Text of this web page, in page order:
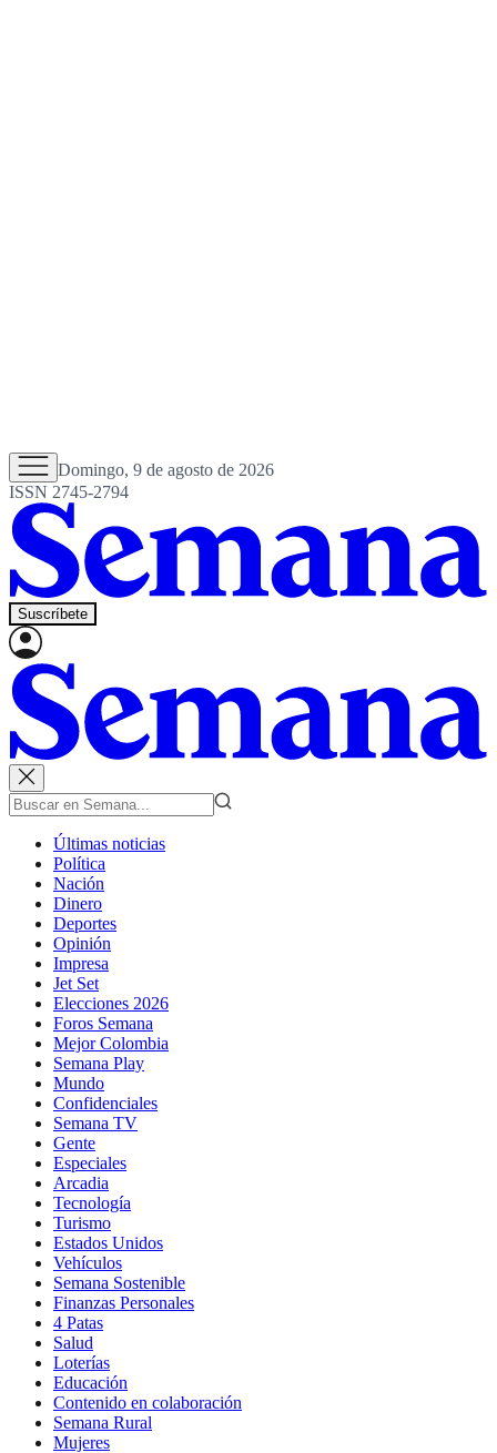
Domingo, 9 de agosto de 2026
ISSN 2745-2794
Suscríbete
Últimas noticias
Política
Nación
Dinero
Deportes
Opinión
Impresa
Jet Set
Elecciones 2026
Foros Semana
Mejor Colombia
Semana Play
Mundo
Confidenciales
Semana TV
Gente
Especiales
Arcadia
Tecnología
Turismo
Estados Unidos
Vehículos
Semana Sostenible
Finanzas Personales
4 Patas
Salud
Loterías
Educación
Contenido en colaboración
Semana Rural
Mujeres